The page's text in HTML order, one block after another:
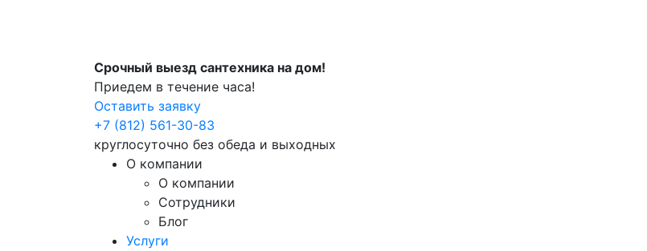
Срочный выезд сантехника на дом!
Приедем в течение часа!
Оставить заявку
+7 (812) 561-30-83
круглосуточно без обеда и выходных
О компании
О компании
Сотрудники
Блог
Услуги